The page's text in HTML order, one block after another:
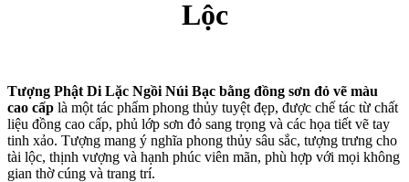
Lộc
Tượng Phật Di Lặc Ngồi Núi Bạc bằng đồng sơn đỏ vẽ màu
cao cấp là một tác phẩm phong thủy tuyệt đẹp, được chế tác từ chất
liệu đồng cao cấp, phủ lớp sơn đỏ sang trọng và các họa tiết vẽ tay
tinh xảo. Tượng mang ý nghĩa phong thủy sâu sắc, tượng trưng cho
tài lộc, thịnh vượng và hạnh phúc viên mãn, phù hợp với mọi không
gian thờ cúng và trang trí.